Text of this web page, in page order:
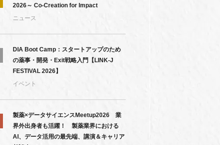
2026～ Co-Creation for Impact
ニュース
DIA Boot Camp：スタートアップのため
の薬事・開発・Exit戦略入門【LINK-J
FESTIVAL 2026】
イベント
製薬×データサイエンスMeetup2026 業
界外出身者も活躍！ 製薬業界における
AI、データ活用の最先端、講演＆キャリア